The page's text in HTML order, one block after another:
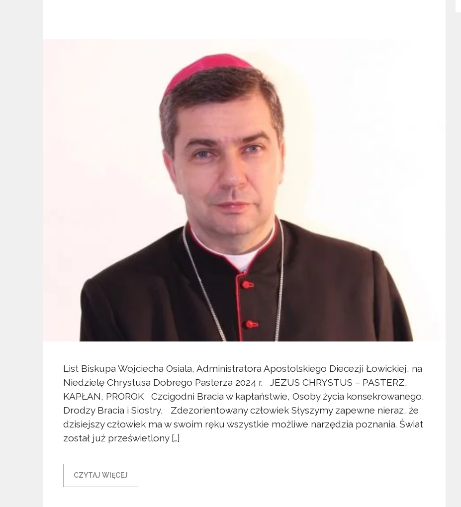
List Biskupa Wojciecha Osiala, Administratora Apostolskiego Diecezji Łowickiej, na
Niedzielę Chrystusa Dobrego Pasterza 2024 r. JEZUS CHRYSTUS – PASTERZ,
KAPŁAN, PROROK Czcigodni Bracia w kapłaństwie, Osoby życia konsekrowanego,
Drodzy Bracia i Siostry, Zdezorientowany człowiek Słyszymy zapewne nieraz, że
dzisiejszy człowiek ma w swoim ręku wszystkie możliwe narzędzia poznania. Świat
został już prześwietlony […]
CZYTAJ WIĘCEJ